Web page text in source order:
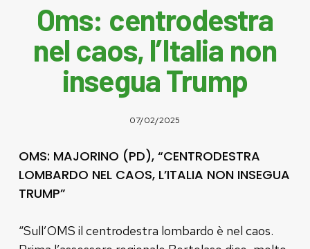
Oms: centrodestra
nel caos, l’Italia non
insegua Trump
07/02/2025
OMS: MAJORINO (PD), “CENTRODESTRA
LOMBARDO NEL CAOS, L’ITALIA NON INSEGUA
TRUMP”
“Sull’OMS il centrodestra lombardo è nel caos.